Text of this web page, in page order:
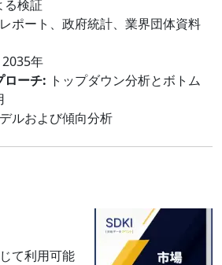
る検証
ポート、政府統計、業界団体資料
年
ローチ: トップダウン分析とボトム
ルおよび傾向分析
て利用可能